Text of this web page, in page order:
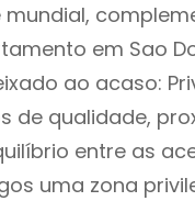
em Sao
ao acaso:
de qualidade,
entre as
uma zona